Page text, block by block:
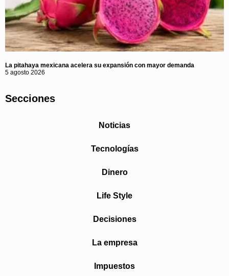
La pitahaya mexicana acelera su expansión con mayor demanda
5 agosto 2026
Secciones
Noticias
Tecnologías
Dinero
Life Style
Decisiones
La empresa
Impuestos